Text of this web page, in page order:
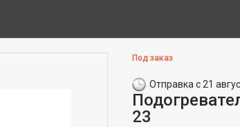
Под заказ
Отправка с 21
23